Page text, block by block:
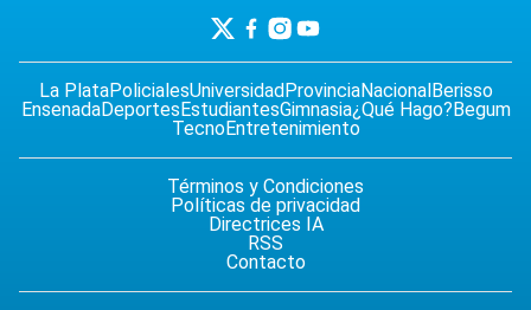
La PlataPolicialesUniversidadProvinciaNacionalBerisso
EnsenadaDeportesEstudiantesGimnasia¿Qué Hago?Begum
TecnoEntretenimiento
Términos y Condiciones
Políticas de privacidad
Directrices IA
RSS
Contacto